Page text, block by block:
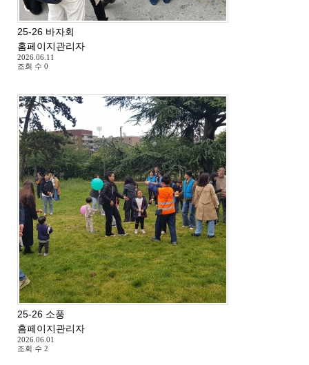
25-26 바자회
홈페이지관리자
2026.06.11
조회 수 0
25-26 소풍
홈페이지관리자
2026.06.01
조회 수 2